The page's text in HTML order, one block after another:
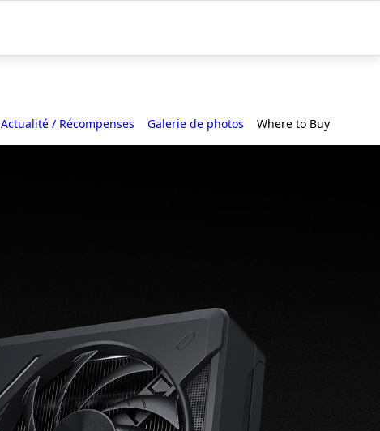
Actualité / Récompenses Galerie de photos Where to Buy